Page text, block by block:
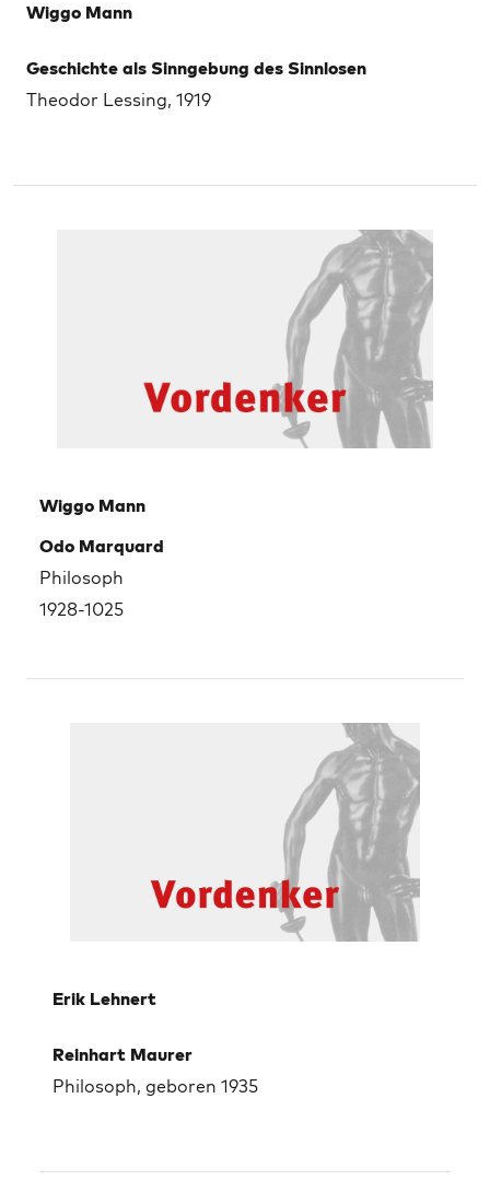
Wiggo Mann
Geschichte als Sinngebung des Sinnlosen
Theodor Lessing, 1919
Wiggo Mann
Odo Marquard
Philosoph
1928-1025
Erik Lehnert
Reinhart Maurer
Philosoph, geboren 1935